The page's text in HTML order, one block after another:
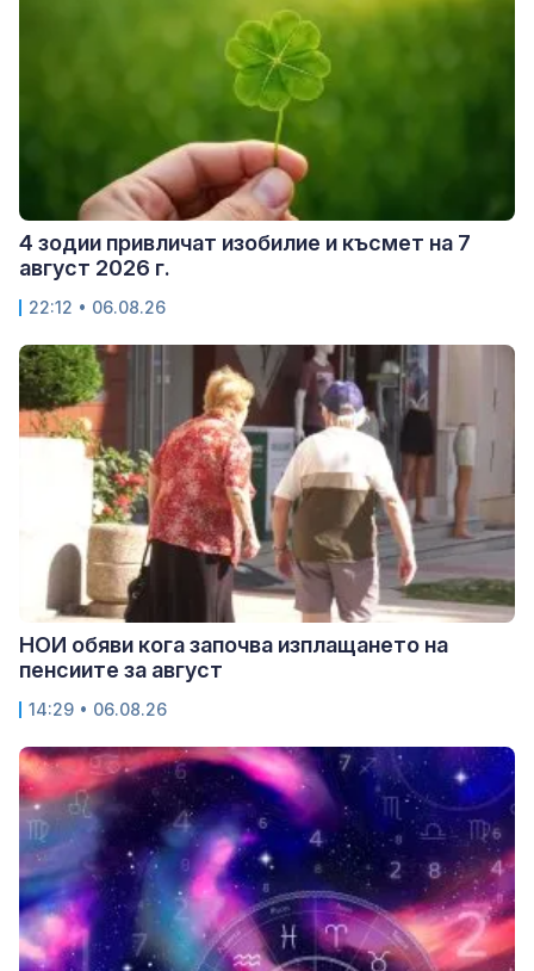
4 зодии привличат изобилие и късмет на 7
август 2026 г.
22:12 • 06.08.26
НОИ обяви кога започва изплащането на
пенсиите за август
14:29 • 06.08.26